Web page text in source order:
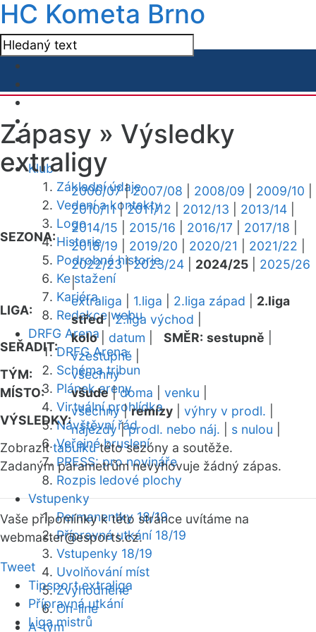
HC Kometa Brno
Klub
Základní údaje
Vedení a kontakty
Logo
Historie
Podrobná historie
Ke stažení
Kariéra
Redakce webu
DRFG Arena
DRFG Arena
Schéma tribun
Plánek areny
Virtuální prohlídka
Návštěvní řád
Veřejné bruslení
PRESS: pro novináře
Rozpis ledové plochy
Vstupenky
Permanentky 18/19
Přípravná utkání 18/19
Vstupenky 18/19
Uvolňování míst
Zvýhodněné
On-line
A-tým
Zápasy » Výsledky
extraligy
SEZONA:
2006/07|2007/08 2008/09 2009/10
2010/11|2011/12 2012/13 2013/14
2014/15
2015/16 2016/17 2017/18
2018/19
2019/20 2020/21 2021/22
2022/23|2023/24 2024/25
2025/26
|
LIGA:
extraliga 1.liga 2.liga západ
2.liga
střed|2.liga východ
SEŘADIT:
kolo| datum SMĚR: sestupně
vzestupně
TÝM:
všechny
MÍSTO:
všude|doma venku
VÝSLEDKY:
všechny|remízy výhry v prodl.
nájezdy|prodl. nebo náj. s nulou
Zobrazittabulkutéto sezóny a soutěže.
Zadaným parametrům nevyhovuje žádný zápas.
Vaše připomínky k této stránce uvítáme na
webmaster@esports.cz.
Tweet
Tipsport extraliga
Přípravná utkání
Liga mistrů